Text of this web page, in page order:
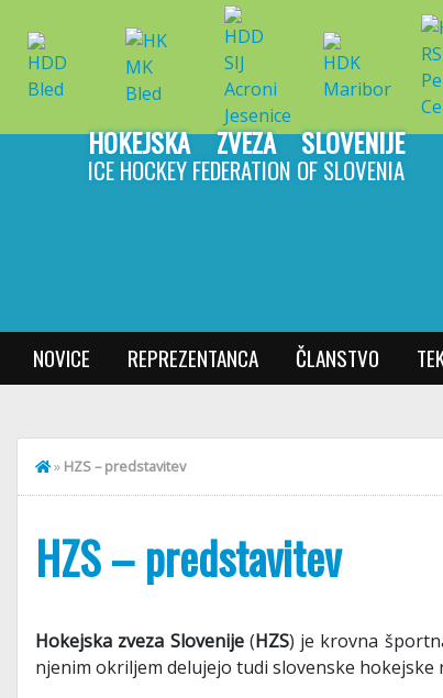
HOKEJSKA ZVEZA SLOVENIJE
ICE HOCKEY FEDERATION OF SLOVENIA
NOVICE REPREZENTANCA ČLANSTVO
» HZS – predstavitev
HZS – predstavitev
Hokejska zveza Slovenije(HZS) je krovna
njenim okriljem delujejo tudi slovenske hokejske